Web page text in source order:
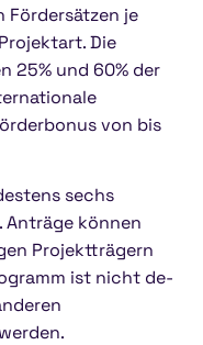
je
Die
25% und 60% der
von bis
sechs
Anträge können
Projektträgern
ist nicht de-